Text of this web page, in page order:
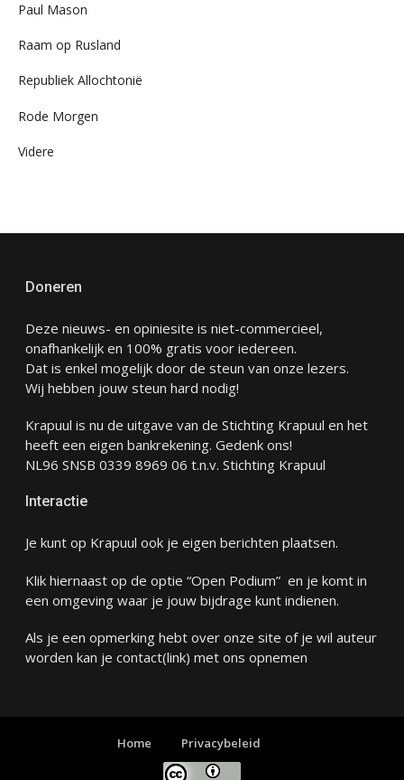
Paul Mason
Raam op Rusland
Republiek Allochtonië
Rode Morgen
Videre
Doneren
Deze nieuws- en opiniesite is niet-commercieel,
onafhankelijk en 100% gratis voor iedereen.
Dat is enkel mogelijk door de steun van onze lezers.
Wij hebben jouw steun hard nodig!
Krapuul is nu de uitgave van de Stichting Krapuul en het
heeft een eigen bankrekening. Gedenk ons!
NL96 SNSB 0339 8969 06 t.n.v. Stichting Krapuul
Interactie
Je kunt op Krapuul ook je eigen berichten plaatsen.
Klik hiernaast op de optie “Open Podium” en je komt in
een omgeving waar je jouw bijdrage kunt indienen.
Als je een opmerking hebt over onze site of je wil auteur
worden kan je contact(link) met ons opnemen
Home Privacybeleid